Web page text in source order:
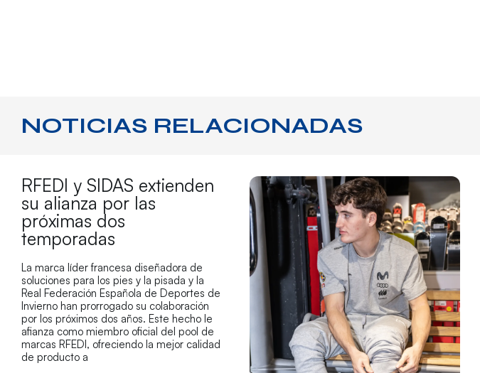
NOTICIAS RELACIONADAS
RFEDI y SIDAS extienden
su alianza por las
próximas dos
temporadas
La marca líder francesa diseñadora de
soluciones para los pies y la pisada y la
Real Federación Española de Deportes de
Invierno han prorrogado su colaboración
por los próximos dos años. Este hecho le
afianza como miembro oficial del pool de
marcas RFEDI, ofreciendo la mejor calidad
de producto a